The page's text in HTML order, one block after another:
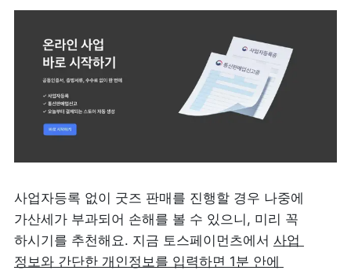
사업자등록 없이 굿즈 판매를 진행할 경우 나중에
가산세가 부과되어 손해를 볼 수 있으니, 미리 꼭
하시기를 추천해요. 지금 토스페이먼츠에서 사업
정보와 간단한 개인정보를 입력하면 1분 안에